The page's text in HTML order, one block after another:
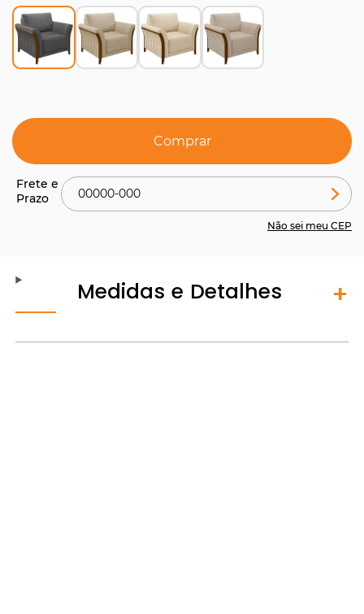
Comprar
Não sei meu CEP
Medidas e Detalhes